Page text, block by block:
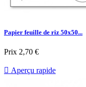
Papier feuille de riz 50x50...
Prix 2,70 €
 Aperçu rapide